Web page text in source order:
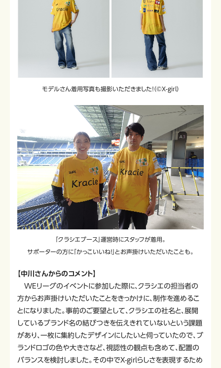
モデルさん着用写真も撮影いただきました！（©X-girl）
「クラシエブース」運営時にスタッフが着用。
サポーターの方に「かっこいいね！」とお声掛けいただいたことも。
【中川さんからのコメント】
WEリーグのイベントに参加した際に、クラシエの担当者の
方からお声掛けいただいたことをきっかけに、制作を進めるこ
とになりました。事前のご要望として、クラシエの社名と、展開
しているブランド名の結びつきを伝えきれていないという課題
があり、一枚に集約したデザインにしたいと伺っていたので、ブ
ランドロゴの色や大きさなど、視認性の観点も含めて、配置の
バランスを検討しました。その中でX-girlらしさを表現するため